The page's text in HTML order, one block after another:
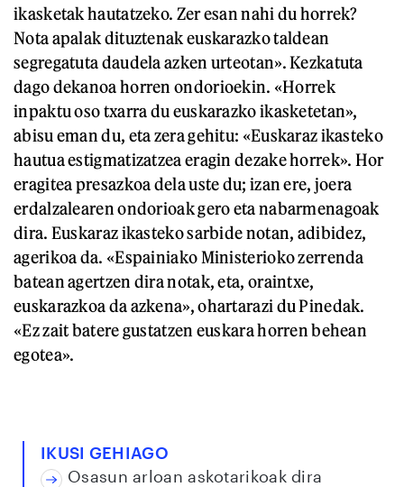
ikasketak hautatzeko. Zer esan nahi du horrek?
Nota apalak dituztenak euskarazko taldean
segregatuta daudela azken urteotan». Kezkatuta
dago dekanoa horren ondorioekin. «Horrek
inpaktu oso txarra du euskarazko ikasketetan»,
abisu eman du, eta zera gehitu: «Euskaraz ikasteko
hautua estigmatizatzea eragin dezake horrek». Hor
eragitea presazkoa dela uste du; izan ere, joera
erdalzalearen ondorioak gero eta nabarmenagoak
dira. Euskaraz ikasteko sarbide notan, adibidez,
agerikoa da. «Espainiako Ministerioko zerrenda
batean agertzen dira notak, eta, oraintxe,
euskarazkoa da azkena», ohartarazi du Pinedak.
«Ez zait batere gustatzen euskara horren behean
egotea».
IKUSI GEHIAGO
Osasun arloan askotarikoak dira